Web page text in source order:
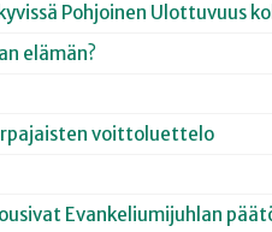
Pohjoinen Ulottuvuus
elämän?
voittoluettelo
Evankeliumijuhlan